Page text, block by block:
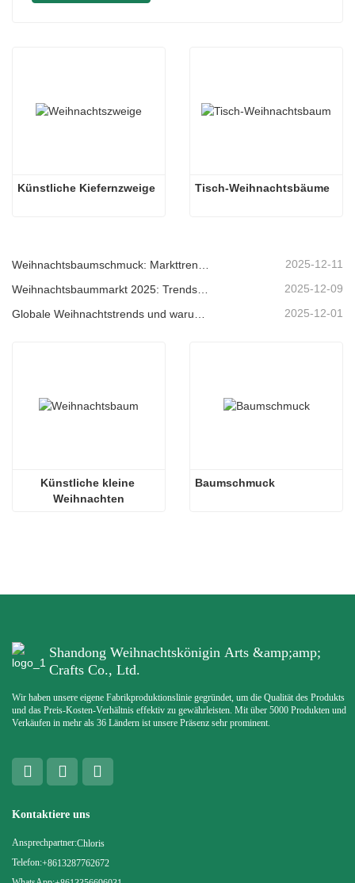
Künstliche Kiefernzweige Tisch-Weihnachtsbäume
2025-12-11
2025-12-09
Globale Weihnachtstrends und warum Christmas Queen weiterhin Marktführer bleibt 2025-12-01
Künstliche kleine
Weihnachten
Baumschmuck
Shandong Weihnachtskönigin Arts &amp;amp;
Crafts Co., Ltd.
Wir haben unsere eigene Fabrikproduktionslinie gegründet, um die Qualität des Produkts
und das Preis-Kosten-Verhältnis effektiv zu gewährleisten. Mit über 5000 Produkten und
Verkäufen in mehr als 36 Ländern ist unsere Präsenz sehr prominent.
Kontaktiere uns
Ansprechpartner:Chloris
Telefon:+8613287762672